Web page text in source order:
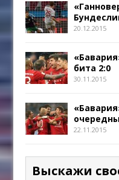
20.12.2015
бита 2:0
30.11.2015
22.11.2015
Выскажи